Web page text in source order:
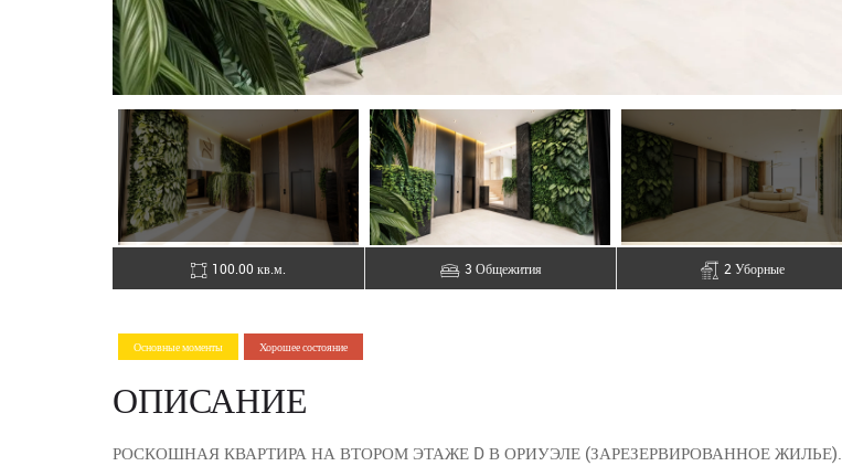
100.00 кв.м. 3 Общежития 2 Уборные
Основные моменты Хорошее состояние
ОПИСАНИЕ
РОСКОШНАЯ КВАРТИРА НА ВТОРОМ ЭТАЖЕ D В ОРИУЭЛЕ (ЗАРЕЗЕРВИРОВАННОЕ ЖИЛЬЕ).